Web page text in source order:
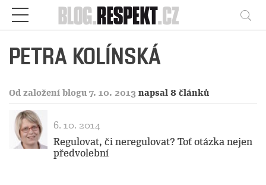
Respekt
PETRA KOLÍNSKÁ
Od založení blogu 7. 10. 2013 napsal 8 článků
6. 10. 2014
Regulovat, či neregulovat? Toť otázka nejen
předvolební